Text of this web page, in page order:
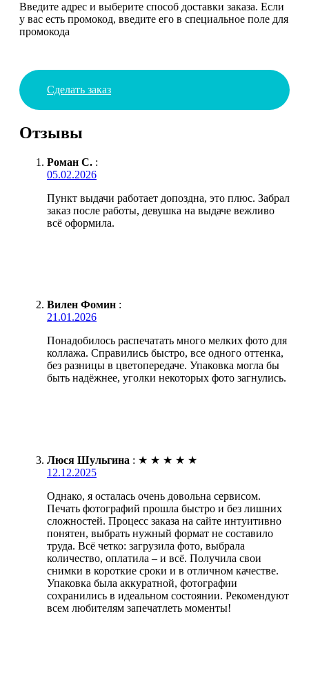
Введите адрес и выберите способ доставки заказа. Если
у вас есть промокод, введите его в специальное поле для
промокода
Сделать заказ
Отзывы
Роман С. :
05.02.2026
Пункт выдачи работает допоздна, это плюс. Забрал
заказ после работы, девушка на выдаче вежливо
всё оформила.
Вилен Фомин :
21.01.2026
Понадобилось распечатать много мелких фото для
коллажа. Справились быстро, все одного оттенка,
без разницы в цветопередаче. Упаковка могла бы
быть надёжнее, уголки некоторых фото загнулись.
Люся Шульгина : ★ ★ ★ ★ ★
12.12.2025
Однако, я осталась очень довольна сервисом.
Печать фотографий прошла быстро и без лишних
сложностей. Процесс заказа на сайте интуитивно
понятен, выбрать нужный формат не составило
труда. Всё четко: загрузила фото, выбрала
количество, оплатила – и всё. Получила свои
снимки в короткие сроки и в отличном качестве.
Упаковка была аккуратной, фотографии
сохранились в идеальном состоянии. Рекомендуют
всем любителям запечатлеть моменты!